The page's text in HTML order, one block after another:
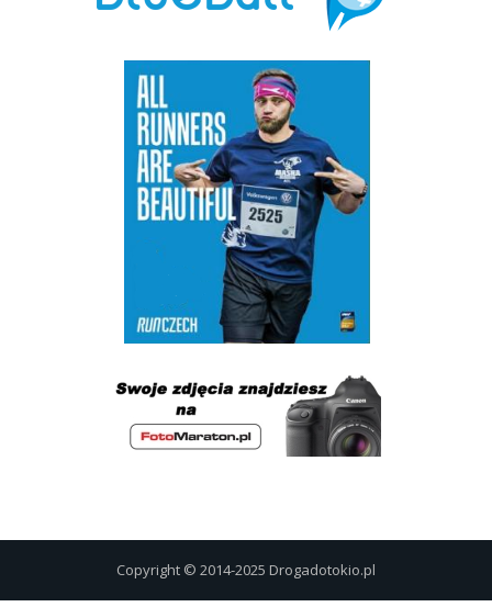
Copyright © 2014-2025 Drogadotokio.pl